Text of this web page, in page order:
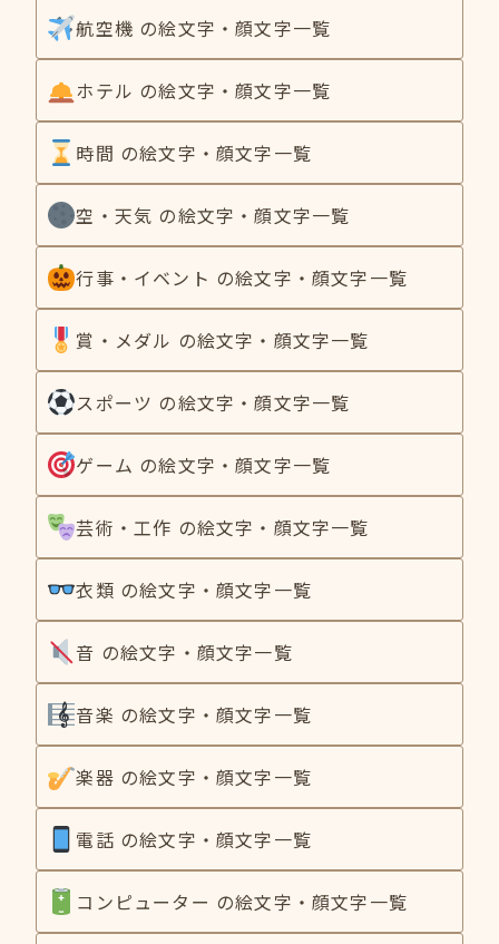
航空機 の絵文字・顔文字一覧
ホテル の絵文字・顔文字一覧
時間 の絵文字・顔文字一覧
空・天気 の絵文字・顔文字一覧
行事・イベント の絵文字・顔文字一覧
賞・メダル の絵文字・顔文字一覧
スポーツ の絵文字・顔文字一覧
ゲーム の絵文字・顔文字一覧
芸術・工作 の絵文字・顔文字一覧
衣類 の絵文字・顔文字一覧
音 の絵文字・顔文字一覧
音楽 の絵文字・顔文字一覧
楽器 の絵文字・顔文字一覧
電話 の絵文字・顔文字一覧
コンピューター の絵文字・顔文字一覧